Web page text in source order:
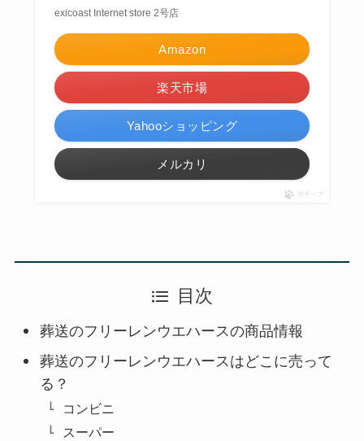
exicoast Internet store 2号店
Amazon
楽天市場
Yahooショッピング
メルカリ
ポチップ
目次
葬送のフリーレンウエハースの商品情報
葬送のフリーレンウエハースはどこに売って
る？
コンビニ
スーパー